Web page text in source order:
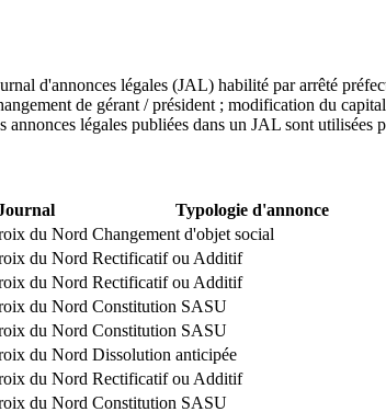
d'annonces légales (JAL) habilité par arrêté
de gérant / président ; modification du
légales publiées dans un JAL sont utilisées
Typologie d'annonce
du Nord Changement d'objet social
du Nord Rectificatif ou Additif
du Nord Rectificatif ou Additif
du Nord Constitution SASU
du Nord Constitution SASU
du Nord Dissolution anticipée
du Nord Rectificatif ou Additif
du Nord Constitution SASU